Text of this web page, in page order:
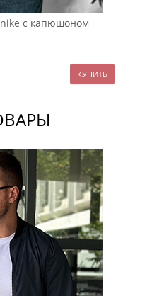
nike с капюшоном